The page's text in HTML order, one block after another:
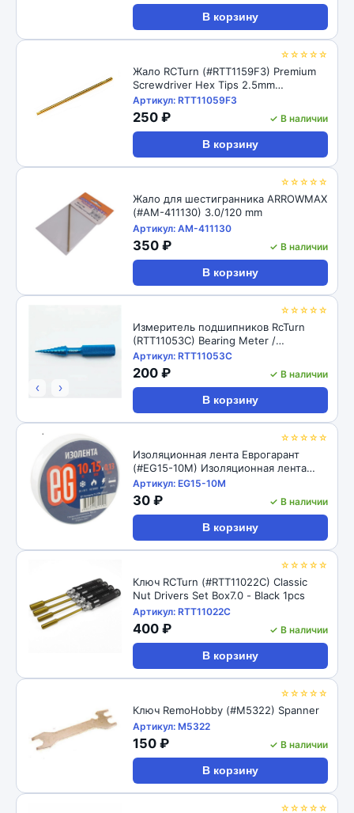
В корзину
☆☆☆☆☆
Жало RCTurn (#RTT1159F3) Premium
Screwdriver Hex Tips 2.5mm
(3.5*100mm)
Артикул: RTT11059F3
250 ₽ ✓ В наличии
В корзину
☆☆☆☆☆
Жало для шестигранника ARROWMAX
(#AM-411130) 3.0/120 mm
Артикул: AM-411130
350 ₽ ✓ В наличии
В корзину
☆☆☆☆☆
‹ ›
Измеритель подшипников RcTurn
(RTT11053C) Bearing Meter /
Disassembler 1pc
Артикул: RTT11053C
200 ₽ ✓ В наличии
В корзину
☆☆☆☆☆
Изоляционная лента Еврогарант
(#EG15-10M) Изоляционная лента
10m x 15mm
Артикул: EG15-10M
30 ₽ ✓ В наличии
В корзину
☆☆☆☆☆
Ключ RCTurn (#RTT11022C) Classic
Nut Drivers Set Box7.0 - Black 1pcs
Артикул: RTT11022C
400 ₽ ✓ В наличии
В корзину
☆☆☆☆☆
Ключ RemoHobby (#M5322) Spanner
Артикул: M5322
150 ₽ ✓ В наличии
В корзину
☆☆☆☆☆